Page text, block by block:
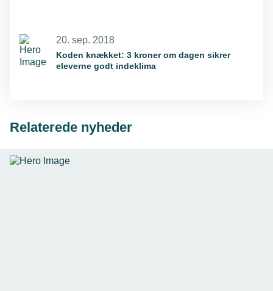
20. sep. 2018
Koden knækket: 3 kroner om dagen sikrer
eleverne godt indeklima
Relaterede nyheder